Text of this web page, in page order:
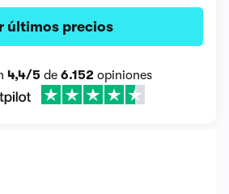
últimos precios
4,4/5 de 6.152 opiniones